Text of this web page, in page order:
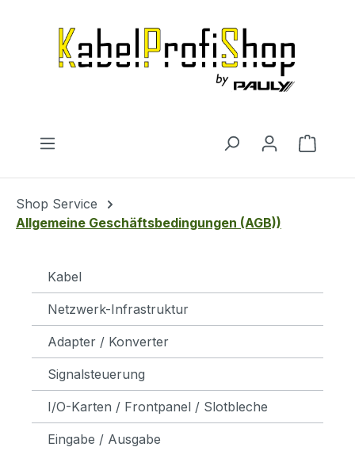
Shop Service
Allgemeine Geschäftsbedingungen (AGB))
Kabel
Netzwerk-Infrastruktur
Adapter / Konverter
Signalsteuerung
I/O-Karten / Frontpanel / Slotbleche
Eingabe / Ausgabe